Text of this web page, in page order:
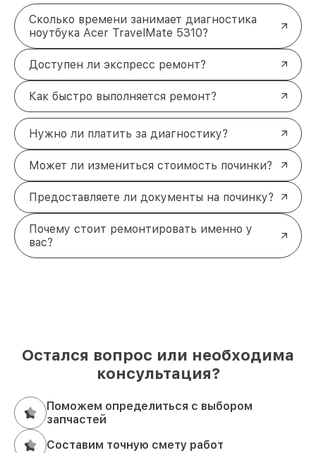
Сколько времени занимает диагностика
ноутбука Acer TravelMate 5310?
Доступен ли экспресс ремонт?
Как быстро выполняется ремонт?
Нужно ли платить за диагностику?
Может ли измениться стоимость починки?
Предоставляете ли документы на починку?
Почему стоит ремонтировать именно у
вас?
Остался вопрос или необходима
консультация?
Поможем определиться с выбором
запчастей
Составим точную смету работ